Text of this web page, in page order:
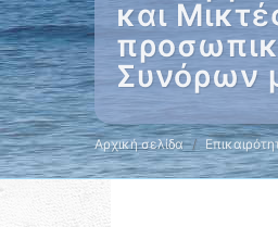
και
Συνόρων
Αρχική σελίδα